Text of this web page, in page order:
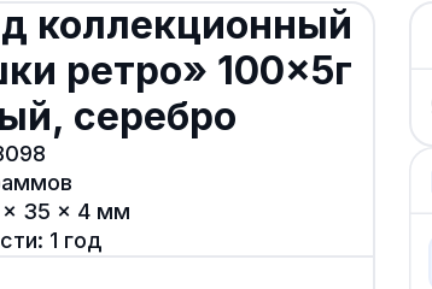
коллекционный
ретро» 100×5г
серебро
× 35 × 4 мм
1 год